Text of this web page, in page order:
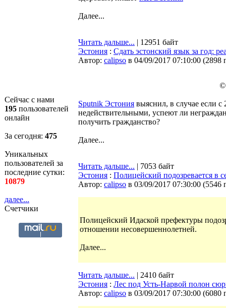
Сейчас с нами
195 пользователей
онлайн
За сегодня: 475
Уникальных
пользователей за
последние сутки:
10879
далее...
Счетчики
Далее...
Читать дальше... | 12951 байт
Эстония : Сдать эстонский язык за год:
Автор: calipso в 04/09/2017 07:10:00 (2898
©
Sputnik Эстония выяснил, в случае если
недействительными, успеют ли
получить гражданство?
Далее...
Читать дальше... | 7053 байт
Эстония : Полицейский подозревается в
Автор: calipso в 03/09/2017 07:30:00 (5546
Полицейский Идаской префектуры
отношении несовершеннолетней.
Далее...
Читать дальше... | 2410 байт
Эстония : Лес под Усть-Нарвой полон
Автор: calipso в 03/09/2017 07:30:00 (6080